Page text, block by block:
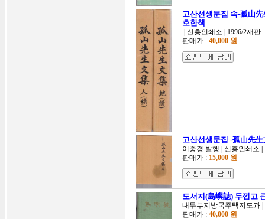
고산선생문집 속-孤山
호한책
| 신흥인쇄소 | 1996/2재판
판매가 : 40,000 원
고산선생문집 -孤山先
이중경 발행 | 신흥인쇄소 |
판매가 : 15,000 원
도서지(島嶼誌) 두껍고
내무부지방국주택지도과 |
판매가 : 40,000 원